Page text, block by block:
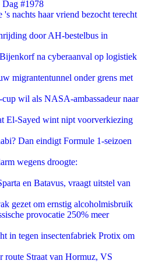
Dag #1978
's nachts haar vriend bezocht terecht
door AH-bestelbus in
na cyberaanval op logistiek
migrantentunnel onder grens met
wil als NASA-ambassadeur naar
El-Sayed wint nipt voorverkiezing
Dan eindigt Formule 1-seizoen
wegens droogte:
en Batavus, vraagt uitstel van
gezet om ernstig alcoholmisbruik
provocatie 250% meer
in tegen insectenfabriek Protix om
route Straat van Hormuz, VS